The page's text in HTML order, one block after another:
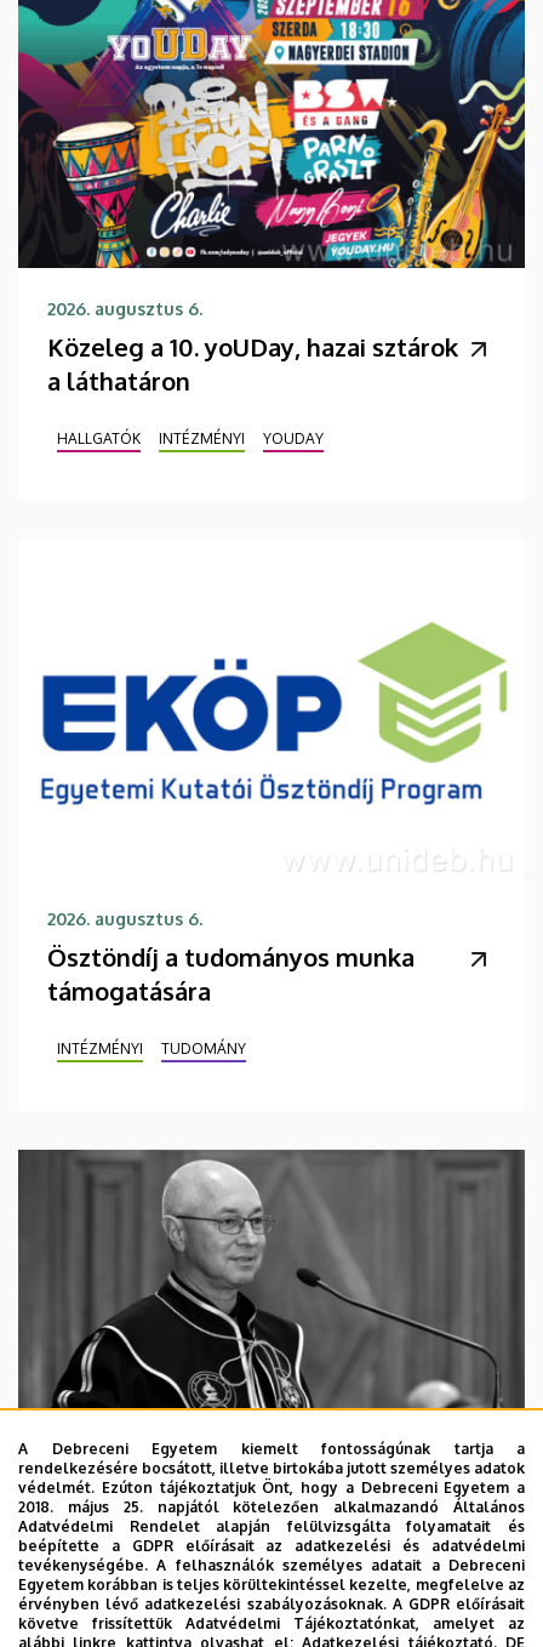
2026. augusztus 6.
Közeleg a 10. yoUDay, hazai sztárok
a láthatáron
HALLGATÓK INTÉZMÉNYI YOUDAY
2026. augusztus 6.
Ösztöndíj a tudományos munka
támogatására
INTÉZMÉNYI TUDOMÁNY
2026. augusztus 5.
Díszdoktorát gyászolja a Debreceni
Egyetem
A Debreceni Egyetem kiemelt fontosságúnak tartja a
rendelkezésére bocsátott, illetve birtokába jutott személyes adatok
védelmét. Ezúton tájékoztatjuk Önt, hogy a Debreceni Egyetem a
2018. május 25. napjától kötelezően alkalmazandó Általános
Adatvédelmi Rendelet alapján felülvizsgálta folyamatait és
beépítette a GDPR előírásait az adatkezelési és adatvédelmi
tevékenységébe. A felhasználók személyes adatait a Debreceni
Egyetem korábban is teljes körültekintéssel kezelte, megfelelve az
érvényben lévő adatkezelési szabályozásoknak. A GDPR előírásait
követve frissítettük Adatvédelmi Tájékoztatónkat, amelyet az
alábbi linkre kattintva olvashat el:Adatkezelési tájékoztató. DE